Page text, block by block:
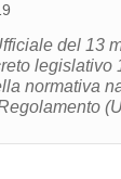
del 13
legislativo
normativa